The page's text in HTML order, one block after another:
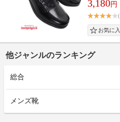
3,180円
他ジャンルのランキング
総合
メンズ靴